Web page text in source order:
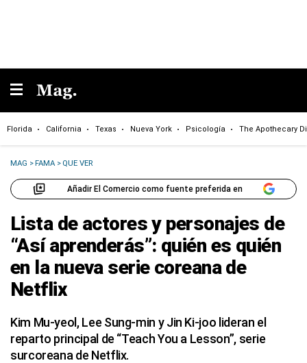
Florida California Texas Nueva York Psicología The Apothecary
MAG >FAMA > QUE VER
Añadir El Comercio como fuente preferida en
Lista de actores y personajes de
“Así aprenderás”: quién es quién
en la nueva serie coreana de
Netflix
Kim Mu-yeol, Lee Sung-min y Jin Ki-joo lideran el
reparto principal de “Teach You a Lesson”, serie
surcoreana de Netflix.